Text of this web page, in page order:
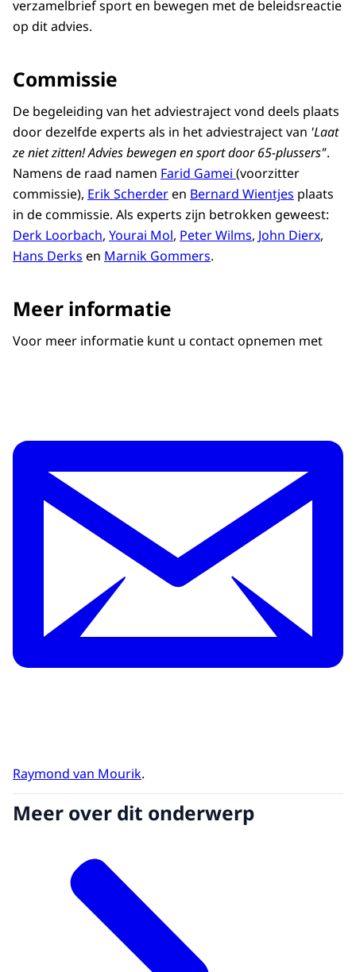
verzamelbrief sport en bewegen met de beleidsreactie
op dit advies.
Commissie
De begeleiding van het adviestraject vond deels plaats
door dezelfde experts als in het adviestraject van 'Laat
ze niet zitten! Advies bewegen en sport door 65-plussers'’.
Namens de raad namen Farid Gamei (voorzitter
commissie), Erik Scherderen Bernard Wientjes plaats
in de commissie. Als experts zijn betrokken geweest:
Derk Loorbach, Yourai Mol, Peter Wilms, John Dierx,
Hans Derks en Marnik Gommers.
Meer informatie
Voor meer informatie kunt u contact opnemen met
Raymond van Mourik.
Meer over dit onderwerp